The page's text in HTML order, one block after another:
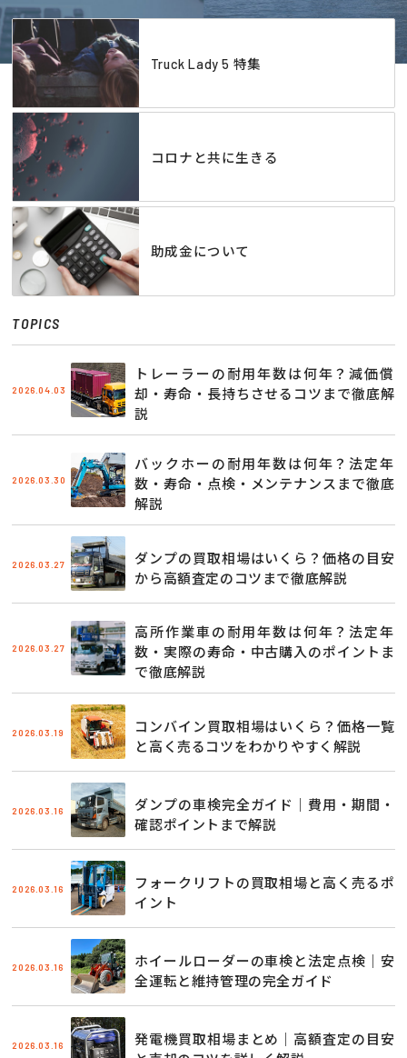
Truck Lady 5 特集
コロナと共に生きる
助成金について
TOPICS
2026.04.03
トレーラーの耐用年数は何年？減価償
却・寿命・長持ちさせるコツまで徹底解
説
2026.03.30
バックホーの耐用年数は何年？法定年
数・寿命・点検・メンテナンスまで徹底
解説
2026.03.27
ダンプの買取相場はいくら？価格の目安
から高額査定のコツまで徹底解説
2026.03.27
高所作業車の耐用年数は何年？法定年
数・実際の寿命・中古購入のポイントま
で徹底解説
2026.03.19
コンバイン買取相場はいくら？価格一覧
と高く売るコツをわかりやすく解説
2026.03.16
ダンプの車検完全ガイド｜費用・期間・
確認ポイントまで解説
2026.03.16
フォークリフトの買取相場と高く売るポ
イント
2026.03.16
ホイールローダーの車検と法定点検｜安
全運転と維持管理の完全ガイド
2026.03.16
発電機買取相場まとめ｜高額査定の目安